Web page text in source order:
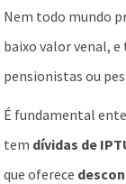
Nem todo mundo
baixo valor venal, e
pensionistas ou
É fundamental
tem dívidas de
que oferece